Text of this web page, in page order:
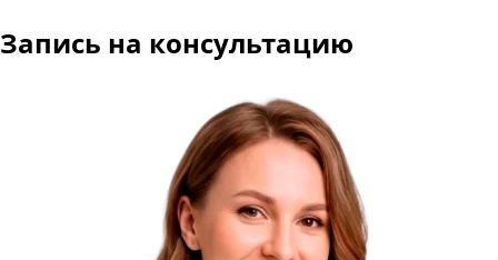
Запись на консультацию